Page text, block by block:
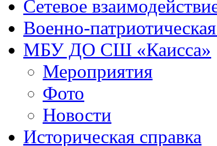
Сетевое
Военно-
МБУ ДО СШ «Каисса»
Мероприятия
Фото
Новости
Историческая справка